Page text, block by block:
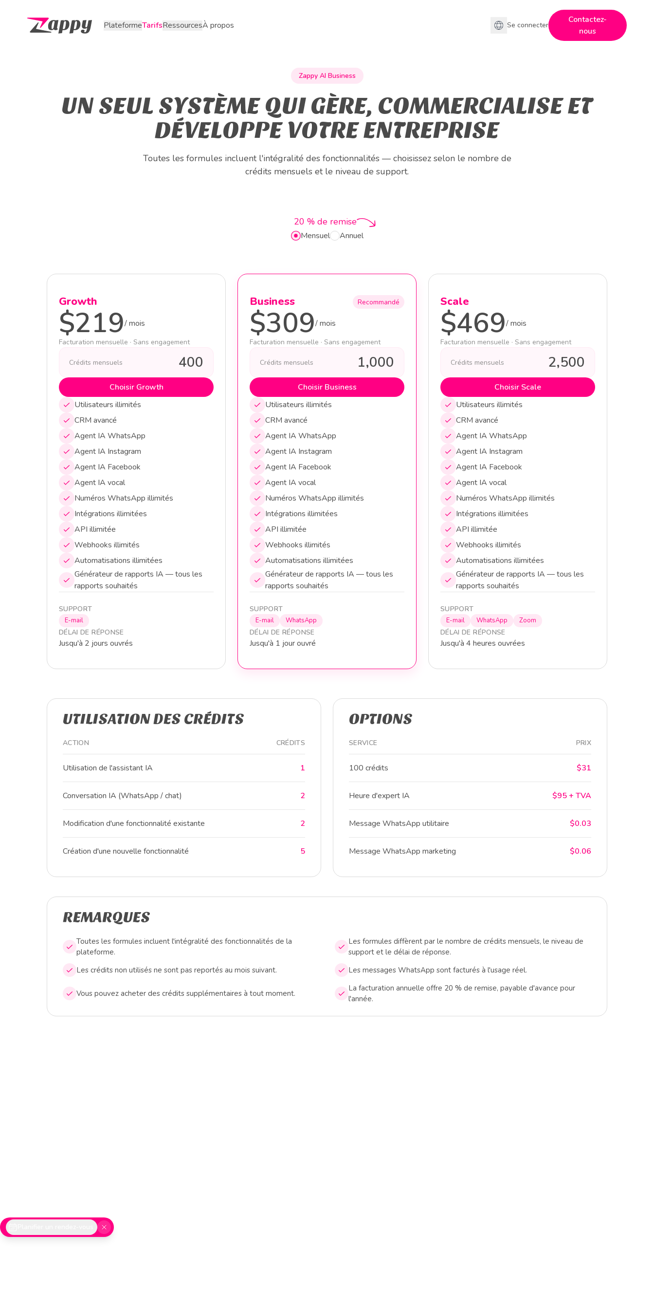
Page d'accueil Zappy PlateformeTarifsRessourcesÀ propos Se connecter
Contactez-
nous
Zappy AI Business
UN SEUL SYSTÈME QUI GÈRE, COMMERCIALISE ET
DÉVELOPPE VOTRE ENTREPRISE
Toutes les formules incluent l'intégralité des fonctionnalités — choisissez selon le nombre de
crédits mensuels et le niveau de support.
Mensuel
20 % de remise
Annuel
Growth
$219/mois
Facturation mensuelle · Sans engagement
Crédits mensuels 400
Choisir Growth
Utilisateurs illimités
CRM avancé
Agent IA WhatsApp
Agent IA Instagram
Agent IA Facebook
Agent IA vocal
Numéros WhatsApp illimités
Intégrations illimitées
API illimitée
Webhooks illimités
Automatisations illimitées
Générateur de rapports IA — tous les
rapports souhaités
SUPPORT
E-mail
DÉLAI DE RÉPONSE
Jusqu'à 2 jours ouvrés
Business Recommandé
$309/mois
Facturation mensuelle · Sans engagement
Crédits mensuels 1,000
Choisir Business
Utilisateurs illimités
CRM avancé
Agent IA WhatsApp
Agent IA Instagram
Agent IA Facebook
Agent IA vocal
Numéros WhatsApp illimités
Intégrations illimitées
API illimitée
Webhooks illimités
Automatisations illimitées
Générateur de rapports IA — tous les
rapports souhaités
SUPPORT
E-mail WhatsApp
DÉLAI DE RÉPONSE
Jusqu'à 1 jour ouvré
Scale
$469/mois
Facturation mensuelle · Sans engagement
Crédits mensuels 2,500
Choisir Scale
Utilisateurs illimités
CRM avancé
Agent IA WhatsApp
Agent IA Instagram
Agent IA Facebook
Agent IA vocal
Numéros WhatsApp illimités
Intégrations illimitées
API illimitée
Webhooks illimités
Automatisations illimitées
Générateur de rapports IA — tous les
rapports souhaités
SUPPORT
E-mail WhatsApp Zoom
DÉLAI DE RÉPONSE
Jusqu'à 4 heures ouvrées
UTILISATION DES CRÉDITS
ACTION CRÉDITS
Utilisation de l'assistant IA 1
Conversation IA (WhatsApp / chat) 2
Modification d'une fonctionnalité existante 2
Création d'une nouvelle fonctionnalité 5
OPTIONS
SERVICE PRIX
100 crédits $31
Heure d'expert IA $95 + TVA
Message WhatsApp utilitaire $0.03
Message WhatsApp marketing $0.06
REMARQUES
Toutes les formules incluent l'intégralité des fonctionnalités de la
plateforme.
Les formules diffèrent par le nombre de crédits mensuels, le niveau de
support et le délai de réponse.
Les crédits non utilisés ne sont pas reportés au mois suivant.
Les messages WhatsApp sont facturés à l'usage réel.
Vous pouvez acheter des crédits supplémentaires à tout moment.
La facturation annuelle offre 20 % de remise, payable d'avance pour
l'année.